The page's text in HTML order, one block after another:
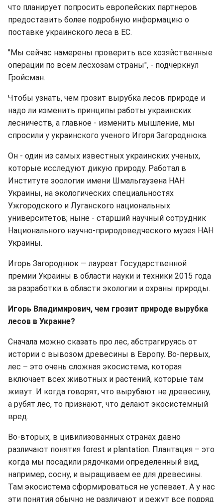
что планирует попросить европейских партнеров
предоставить более подробную информацию о
поставке украинского леса в ЕC.
"Мы сейчас намерены проверить все хозяйственные
операции по всем лесхозам страны", - подчеркнул
Гройсман.
Чтобы узнать, чем грозит вырубка лесов природе и
надо ли изменить принципы работы украинских
лесничеств, а главное - изменить мышление, мы
спросили у украинского ученого Игоря Загороднюка.
Он - один из самых известных украинских ученых,
которые исследуют дикую природу. Работал в
Институте зоологии имени Шмальгаузена НАН
Украины, на экологических специальностях
Ужгородского и Луганского национальных
университетов; ныне - старший научный сотрудник
Национального научно-природоведческого музея НАН
Украины.
Игорь Загороднюк — лауреат Государственной
премии Украины в области науки и техники 2015 года
за разработки в области экологии и охраны природы.
Игорь Владимирович, чем грозит природе вырубка
лесов в Украине?
Сначала можно сказать про лес, абстрагируясь от
истории с вывозом древесины в Европу. Во-первых,
лес – это очень сложная экосистема, которая
включает всех животных и растений, которые там
живут. И когда говорят, что вырубают не древесину,
а рубят лес, то признают, что делают экосистемный
вред.
Во-вторых, в цивилизованных странах давно
различают понятия forest и plantation. Плантация – это
когда мы посадили рядочками определенный вид,
например, сосну, и выращиваем ее для древесины.
Там экосистема сформироваться не успевает. А у нас
эти понятия обычно не различают и режут все подряд